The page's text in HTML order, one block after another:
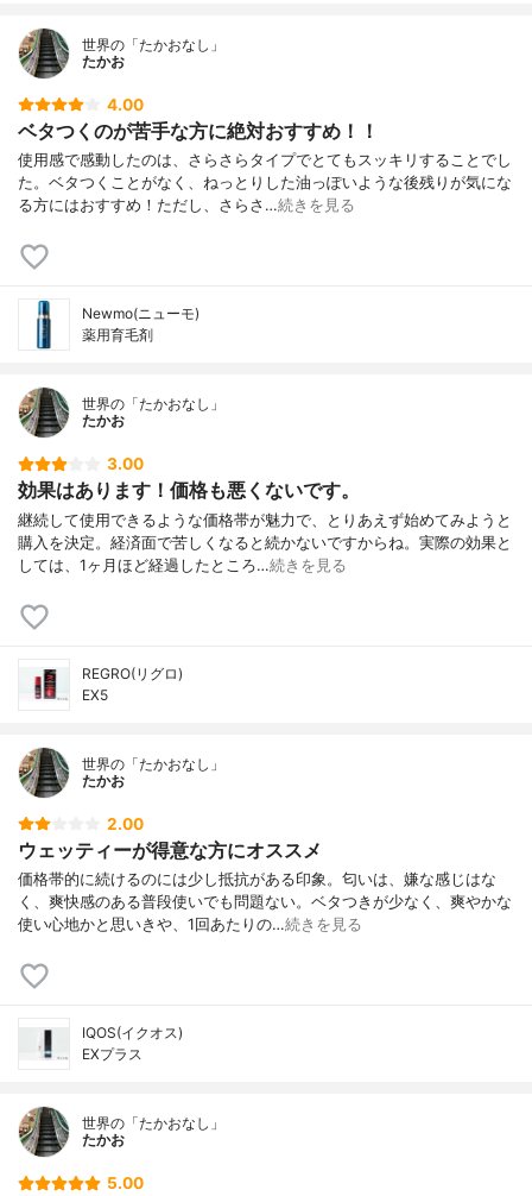
世界の「たかおなし」
たかお
4.00
ベタつくのが苦手な方に絶対おすすめ！！
使用感で感動したのは、さらさらタイプでとてもスッキリすることでし
た。ベタつくことがなく、ねっとりした油っぽいような後残りが気にな
る方にはおすすめ！ただし、さらさ…続きを見る
Newmo(ニューモ)
薬用育毛剤
世界の「たかおなし」
たかお
3.00
効果はあります！価格も悪くないです。
継続して使用できるような価格帯が魅力で、とりあえず始めてみようと
購入を決定。経済面で苦しくなると続かないですからね。実際の効果と
しては、1ヶ月ほど経過したところ…続きを見る
REGRO(リグロ)
EX5
世界の「たかおなし」
たかお
2.00
ウェッティーが得意な方にオススメ
価格帯的に続けるのには少し抵抗がある印象。匂いは、嫌な感じはな
く、爽快感のある普段使いでも問題ない。ベタつきが少なく、爽やかな
使い心地かと思いきや、1回あたりの…続きを見る
IQOS(イクオス)
EXプラス
世界の「たかおなし」
たかお
5.00